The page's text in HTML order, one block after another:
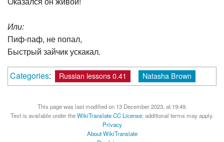
Или:
Пиф-паф, не попал,
Быстрый зайчик ускакал.
Categories: Russian lessons 0.41 Natasha Brown
This page was last modified on 13 December 2023, at 19:49.
Text is available under theWikiTranslate CC License; additional terms may apply.
Privacy
About WikiTranslate